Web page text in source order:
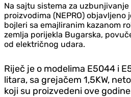
Na sajtu sistema za
proizvodima (NEPRO)
bojleri sa emajliranim kazanom
zemlja porijekla Bugarska,
od električnog udara.
Riječ je o modelima E5044 i
litara, sa grejačem 1,5KW,
koji su proizvedeni ove